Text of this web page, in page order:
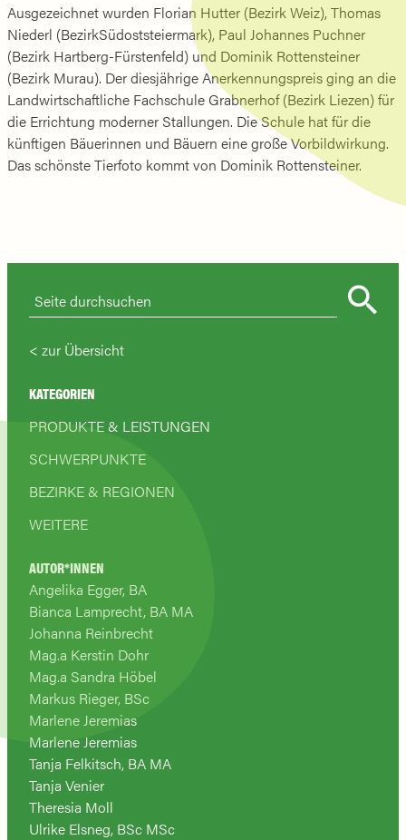
Ausgezeichnet wurden Florian Hutter (Bezirk Weiz), Thomas
Niederl (BezirkSüdoststeiermark), Paul Johannes Puchner
(Bezirk Hartberg-Fürstenfeld) und Dominik Rottensteiner
(Bezirk Murau). Der diesjährige Anerkennungspreis ging an die
Landwirtschaftliche Fachschule Grabnerhof (Bezirk Liezen) für
die Errichtung moderner Stallungen. Die Schule hat für die
künftigen Bäuerinnen und Bäuern eine große Vorbildwirkung.
Das schönste Tierfoto kommt von Dominik Rottensteiner.
zur Übersicht
KATEGORIEN
PRODUKTE & LEISTUNGEN
SCHWERPUNKTE
BEZIRKE & REGIONEN
WEITERE
AUTOR*INNEN
Angelika Egger, BA
Bianca Lamprecht, BA MA
Johanna Reinbrecht
Mag.a Kerstin Dohr
Mag.a Sandra Höbel
Markus Rieger, BSc
Marlene Jeremias
Marlene Jeremias
Tanja Felkitsch, BA MA
Tanja Venier
Theresia Moll
Ulrike Elsneg, BSc MSc